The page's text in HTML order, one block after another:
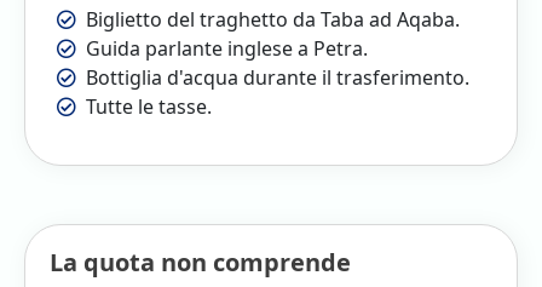
Biglietto del traghetto da Taba ad Aqaba.
Guida parlante inglese a Petra.
Bottiglia d'acqua durante il trasferimento.
Tutte le tasse.
La quota non comprende